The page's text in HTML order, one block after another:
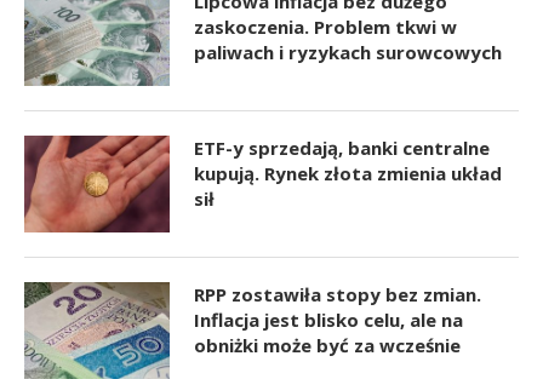
zaskoczenia. Problem tkwi w
paliwach i ryzykach surowcowych
ETF-y sprzedają, banki centralne
kupują. Rynek złota zmienia układ
sił
RPP zostawiła stopy bez zmian.
Inflacja jest blisko celu, ale na
obniżki może być za wcześnie